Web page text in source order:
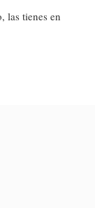
las tienes en